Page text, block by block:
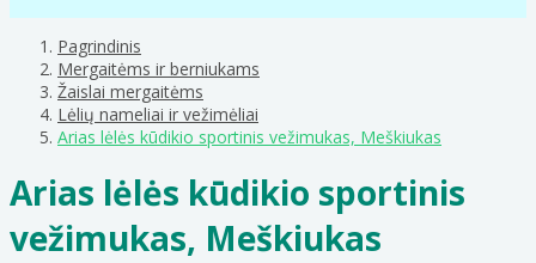
Pagrindinis
Mergaitėms ir berniukams
Žaislai mergaitėms
Lėlių nameliai ir vežimėliai
Arias lėlės kūdikio sportinis vežimukas, Meškiukas
Arias lėlės kūdikio sportinis
vežimukas, Meškiukas